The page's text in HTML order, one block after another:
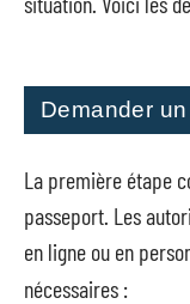
Demander
La première étape
passeport. Les
en ligne ou en
nécessaires :